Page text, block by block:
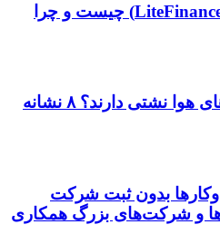
بروکر لایت فایننس (LiteFinance) چیست و چرا
از کجا بفهمیم کانال‌های هوا نشتی دارند؟ ۸ نشانه
بدون ثبت شرکت
و شرکت‌های بزرگ همکاری